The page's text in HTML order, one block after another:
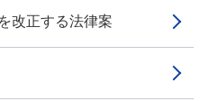
改正する法律案